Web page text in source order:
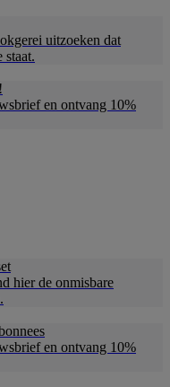
uitzoeken dat
staat.
en ontvang 10%
hier de onmisbare
en ontvang 10%